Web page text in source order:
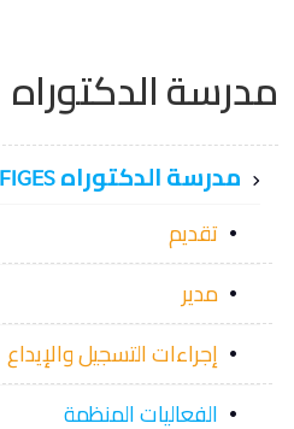
مدرسة الدكتوراه
مدرسة الدكتوراه ECCOFIGES
تقديم
مدير
إجراءات التسجيل والإيداع
الفعاليات المنظمة